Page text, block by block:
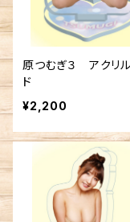
原つむぎ３ アクリ
ド
¥2,200